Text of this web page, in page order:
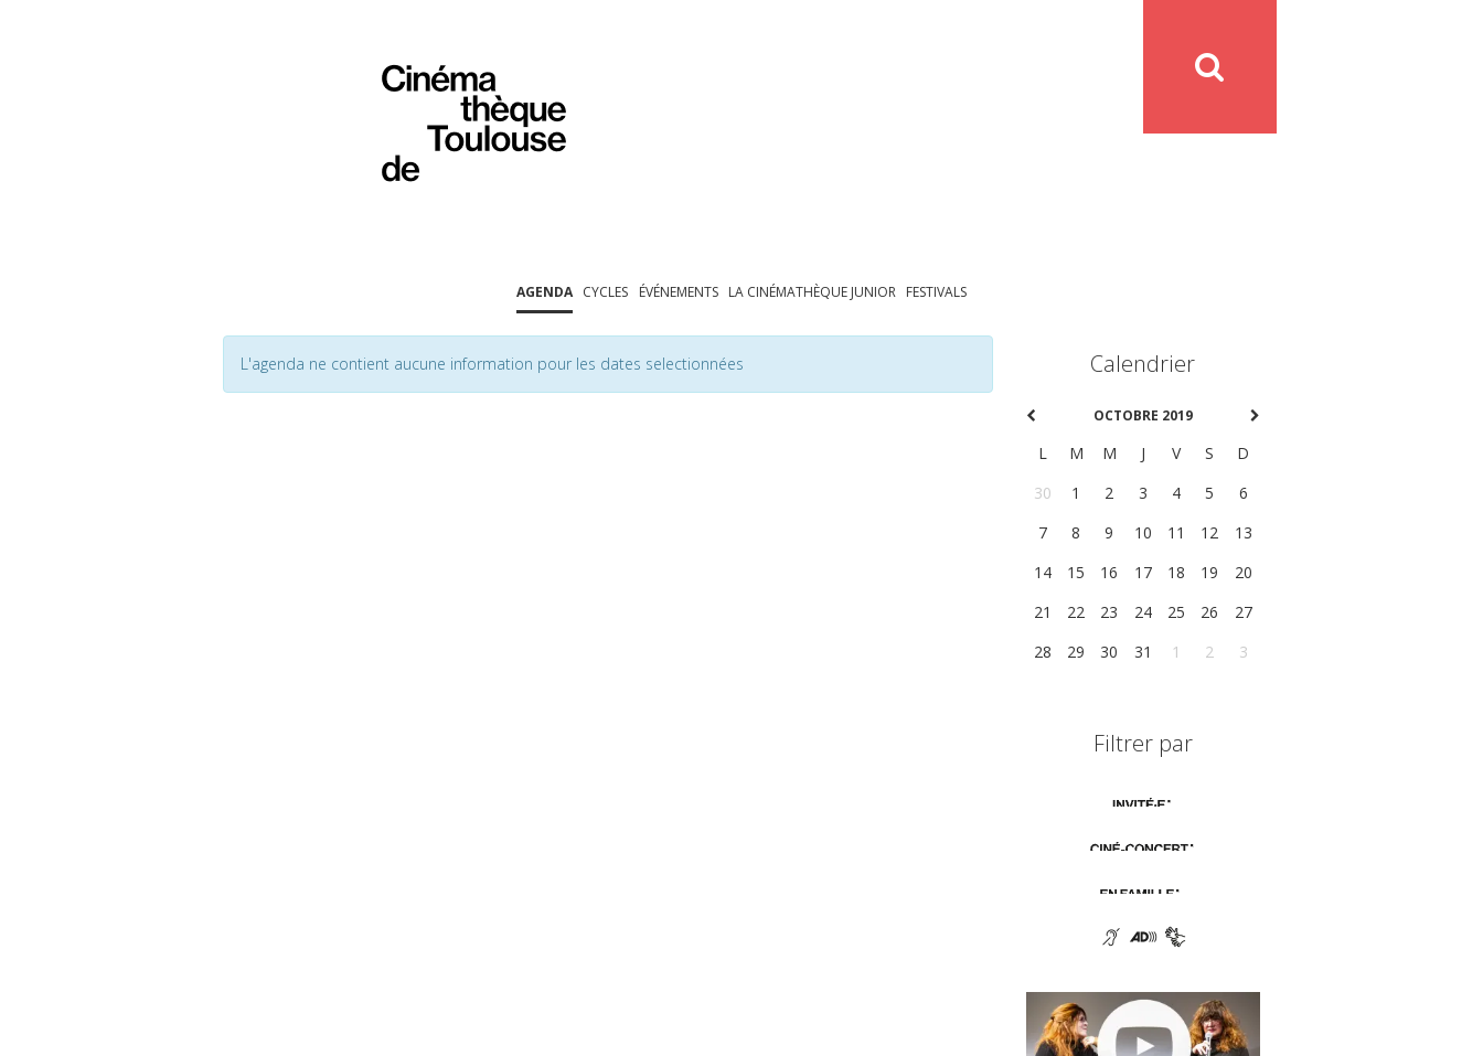
AGENDA CYCLES ÉVÉNEMENTS LA CINÉMATHÈQUE JUNIOR FESTIVALS
L'agenda ne contient aucune information pour les dates selectionnées Calendrier
OCTOBRE 2019
L M M J V S
D
30
1 2 3 4 5
6
7
8 9 10 11 12
13
14
15 16 17 18 19
20
21
22 23 24 25 26
27
28
29 30 31 1 2 3
Filtrer par